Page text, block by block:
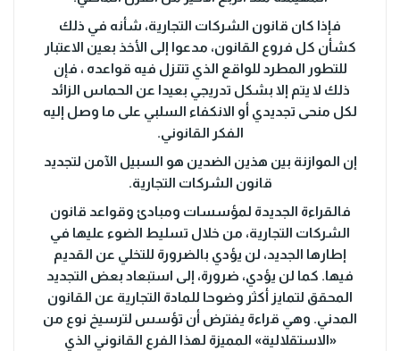
فإذا كان قانون الشركات التجارية، شأنه في ذلك
كشأن كل فروع القانون، مدعوا إلى الأخذ بعين الاعتبار
للتطور المطرد للواقع الذي تتنزل فيه قواعده ، فإن
ذلك لا يتم إلا بشكل تدريجي بعيدا عن الحماس الزائد
لكل منحى تجديدي أو الانكفاء السلبي على ما وصل إليه
الفكر القانوني.
إن الموازنة بين هذين الضدين هو السبيل الآمن لتجديد
قانون الشركات التجارية.
فالقراءة الجديدة لمؤسسات ومبادئ وقواعد قانون
الشركات التجارية، من خلال تسليط الضوء عليها في
إطارها الجديد، لن يؤدي بالضرورة للتخلي عن القديم
فيها. كما لن يؤدي، ضرورة، إلى استبعاد بعض التجديد
المحقق لتمايز أكثر وضوحا للمادة التجارية عن القانون
المدني. وهي قراءة يفترض أن تؤسس لترسيخ نوع من
«الاستقلالية» المميزة لهذا الفرع القانوني الذي